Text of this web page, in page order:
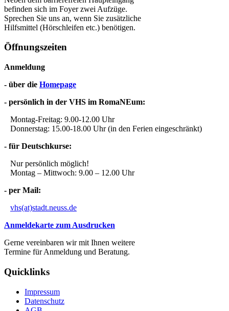
befinden sich im Foyer zwei Aufzüge.
Sprechen Sie uns an, wenn Sie zusätzliche
Hilfsmittel (Hörschleifen etc.) benötigen.
Öffnungszeiten
Anmeldung
- über die Homepage
- persönlich in der VHS im RomaNEum:
Montag-Freitag: 9.00-12.00 Uhr
Donnerstag: 15.00-18.00 Uhr (in den Ferien eingeschränkt)
- für Deutschkurse:
Nur persönlich möglich!
Montag – Mittwoch: 9.00 – 12.00 Uhr
- per Mail:
vhs(at)stadt.neuss.de
Anmeldekarte zum Ausdrucken
Gerne vereinbaren wir mit Ihnen weitere
Termine für Anmeldung und Beratung.
Quicklinks
Impressum
Datenschutz